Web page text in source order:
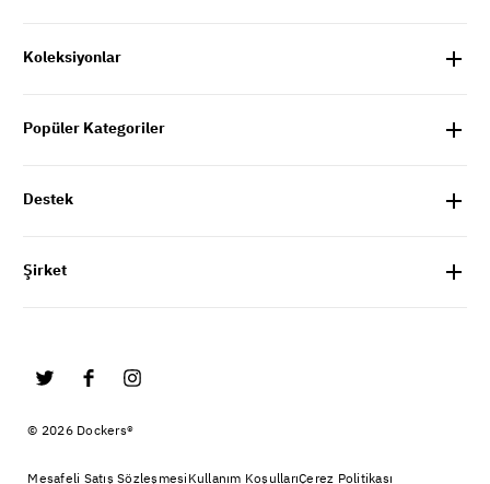
Koleksiyonlar
Popüler Kategoriler
Destek
Şirket
© 2026 Dockers®
Mesafeli Satış Sözleşmesi Kullanım KoşullarıÇerez Politikası